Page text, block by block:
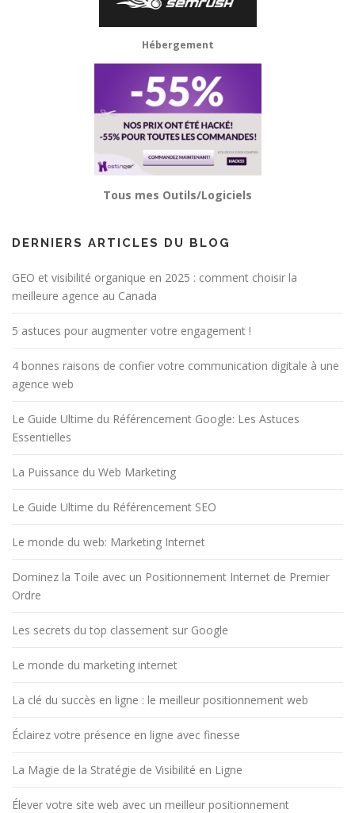
Hébergement
Tous mes Outils/Logiciels
DERNIERS ARTICLES DU BLOG
GEO et visibilité organique en 2025 : comment choisir la
meilleure agence au Canada
5 astuces pour augmenter votre engagement !
4 bonnes raisons de confier votre communication digitale à une
agence web
Le Guide Ultime du Référencement Google: Les Astuces
Essentielles
La Puissance du Web Marketing
Le Guide Ultime du Référencement SEO
Le monde du web: Marketing Internet
Dominez la Toile avec un Positionnement Internet de Premier
Ordre
Les secrets du top classement sur Google
Le monde du marketing internet
La clé du succès en ligne : le meilleur positionnement web
Éclairez votre présence en ligne avec finesse
La Magie de la Stratégie de Visibilité en Ligne
Élever votre site web avec un meilleur positionnement